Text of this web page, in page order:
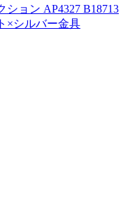
ション AP4327 B18713
×シルバー金具